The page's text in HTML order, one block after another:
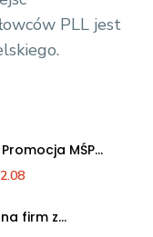
PLL jest
MŚP
Igrzysk
firm z